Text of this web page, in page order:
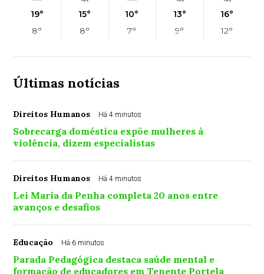
19°
8°
15°
8°
10°
7°
13°
9°
16°
12°
Últimas notícias
Direitos Humanos Há 4 minutos
Sobrecarga doméstica expõe mulheres à
violência, dizem especialistas
Direitos Humanos Há 4 minutos
Lei Maria da Penha completa 20 anos entre
avanços e desafios
Educação Há 6 minutos
Parada Pedagógica destaca saúde mental e
formação de educadores em Tenente Portela